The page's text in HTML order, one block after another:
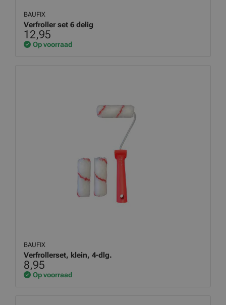
BAUFIX
Verfroller set 6 delig
12,95
Op voorraad
BAUFIX
Verfrollerset, klein, 4-dlg.
8,95
Op voorraad